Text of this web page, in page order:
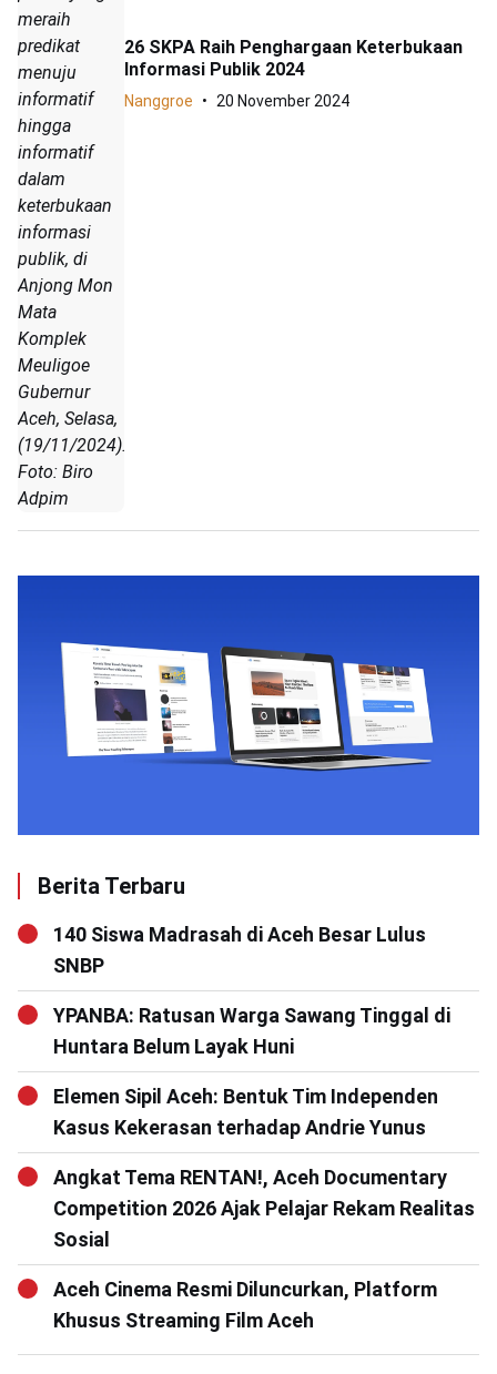
meraih
predikat
menuju
informatif
hingga
informatif
dalam
keterbukaan
informasi
publik, di
Anjong Mon
Mata
Komplek
Meuligoe
Gubernur
Aceh, Selasa,
(19/11/2024).
Foto: Biro
Adpim
26 SKPA Raih Penghargaan Keterbukaan
Informasi Publik 2024
Nanggroe 20 November 2024
Berita Terbaru
140 Siswa Madrasah di Aceh Besar Lulus
SNBP
YPANBA: Ratusan Warga Sawang Tinggal di
Huntara Belum Layak Huni
Elemen Sipil Aceh: Bentuk Tim Independen
Kasus Kekerasan terhadap Andrie Yunus
Angkat Tema RENTAN!, Aceh Documentary
Competition 2026 Ajak Pelajar Rekam Realitas
Sosial
Aceh Cinema Resmi Diluncurkan, Platform
Khusus Streaming Film Aceh